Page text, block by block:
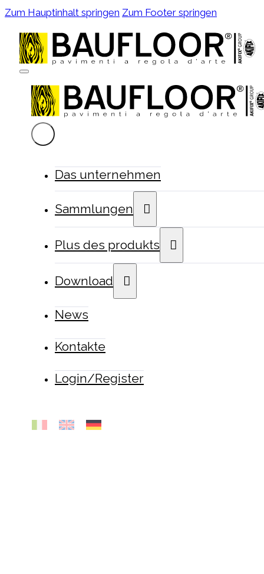
Zum Hauptinhalt springen Zum Footer springen
Das unternehmen
Sammlungen
Plus des produkts
Download
News
Kontakte
Login/Register